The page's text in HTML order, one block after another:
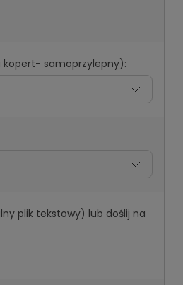
kopert- samoprzylepny):
plik tekstowy) lub doślij na